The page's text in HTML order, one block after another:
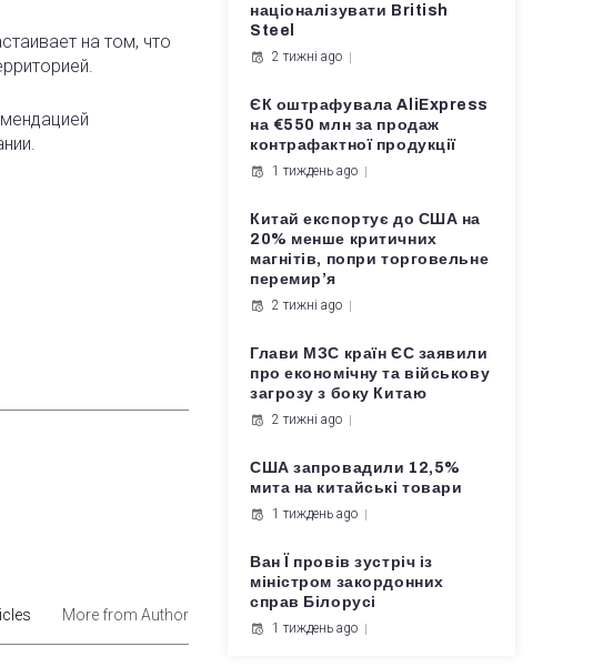
на том, что
More from Author
націоналізувати British
Steel
2 тижні ago
ЄК оштрафувала AliExpress
на €550 млн за продаж
контрафактної продукції
1 тиждень ago
Китай експортує до США на
20% менше критичних
магнітів, попри торговельне
перемир’я
2 тижні ago
Глави МЗС країн ЄС заявили
про економічну та військову
загрозу з боку Китаю
2 тижні ago
США запровадили 12,5%
мита на китайські товари
1 тиждень ago
Ван Ї провів зустріч із
міністром закордонних
справ Білорусі
1 тиждень ago